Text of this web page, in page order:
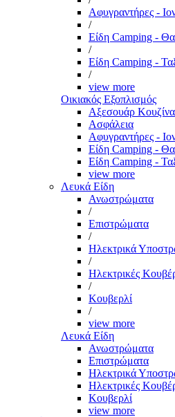
Αφυγραντήρες -
/
Είδη Camping -
/
Είδη Camping -
/
view more
Οικιακός Εξοπλισμός
Αξεσουάρ
Ασφάλεια
Αφυγραντήρες -
Είδη Camping -
Είδη Camping -
view more
Λευκά Είδη
Ανωστρώματα
/
Επιστρώματα
/
Ηλεκτρικά
/
Ηλεκτρικές
/
Κουβερλί
/
view more
Λευκά Είδη
Ανωστρώματα
Επιστρώματα
Ηλεκτρικά
Ηλεκτρικές
Κουβερλί
view more